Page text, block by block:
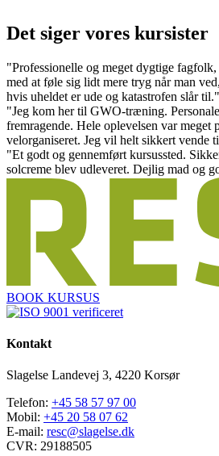
Det siger vores kursister
"Professionelle og meget dygtige
med at føle sig lidt mere tryg når man
hvis uheldet er ude og katastrofen slår til."
"Jeg kom her til GWO-træning.
fremragende. Hele oplevelsen var meget
velorganiseret. Jeg vil helt sikkert vende
"Et godt og gennemført kursussted.
solcreme blev udleveret. Dejlig mad og
BOOK KURSUS
Kontakt
Slagelse Landevej 3, 4220 Korsør
Telefon: +45 58 57 97 00
Mobil: +45 20 58 07 62
E-mail: resc@slagelse.dk
CVR: 29188505